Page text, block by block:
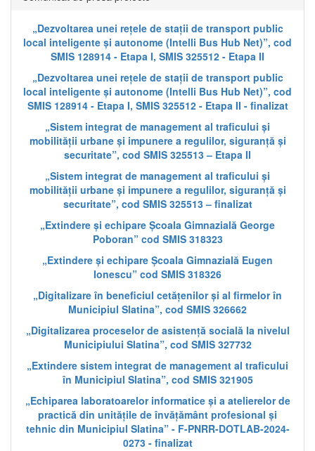
„Dezvoltarea unei rețele de stații de transport public
local inteligente și autonome (Intelli Bus Hub Net)”, cod
SMIS 128914 - Etapa I, SMIS 325512 - Etapa II
„Dezvoltarea unei rețele de stații de transport public
local inteligente și autonome (Intelli Bus Hub Net)”, cod
SMIS 128914 - Etapa I, SMIS 325512 - Etapa II - finalizat
„Sistem integrat de management al traficului și
mobilității urbane și impunere a regulilor, siguranță și
securitate”, cod SMIS 325513 – Etapa II
„Sistem integrat de management al traficului și
mobilității urbane și impunere a regulilor, siguranță și
securitate”, cod SMIS 325513 – finalizat
„Extindere și echipare Școala Gimnazială George
Poboran” cod SMIS 318323
„Extindere și echipare Școala Gimnazială Eugen
Ionescu” cod SMIS 318326
„Digitalizare în beneficiul cetățenilor și al firmelor în
Municipiul Slatina”, cod SMIS 326662
„Digitalizarea proceselor de asistență socială la nivelul
Municipiului Slatina”, cod SMIS 327732
„Extindere sistem integrat de management al traficului
în Municipiul Slatina”, cod SMIS 321905
„Echiparea laboratoarelor informatice și a atelierelor de
practică din unitățile de învățământ profesional și
tehnic din Municipiul Slatina” - F-PNRR-DOTLAB-2024-
0273 - finalizat